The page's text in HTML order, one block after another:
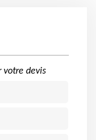
votre devis